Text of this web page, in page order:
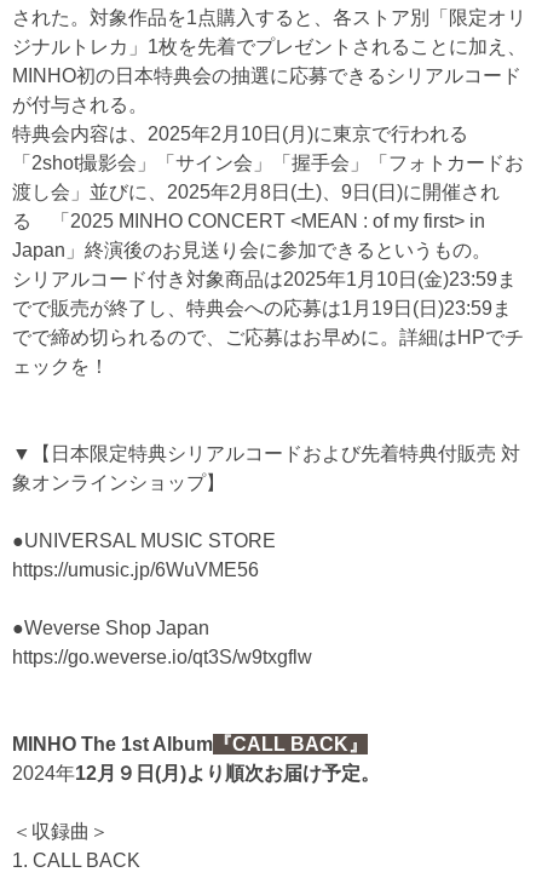
された。対象作品を1点購入すると、各ストア別「限定オリ
ジナルトレカ」1枚を先着でプレゼントされることに加え、
MINHO初の日本特典会の抽選に応募できるシリアルコード
が付与される。
特典会内容は、2025年2月10日(月)に東京で行われる
「2shot撮影会」「サイン会」「握手会」「フォトカードお
渡し会」並びに、2025年2月8日(土)、9日(日)に開催され
る 「2025 MINHO CONCERT <MEAN : of my first> in
Japan」終演後のお見送り会に参加できるというもの。
シリアルコード付き対象商品は2025年1月10日(金)23:59ま
でで販売が終了し、特典会への応募は1月19日(日)23:59ま
でで締め切られるので、ご応募はお早めに。詳細はHPでチ
ェックを！
▼【日本限定特典シリアルコードおよび先着特典付販売 対
象オンラインショップ】
●UNIVERSAL MUSIC STORE
https://umusic.jp/6WuVME56
●Weverse Shop Japan
https://go.weverse.io/qt3S/w9txgflw
MINHO The 1st Album 『CALL BACK』
2024年12月９日(月)より順次お届け予定。
＜収録曲＞
1. CALL BACK